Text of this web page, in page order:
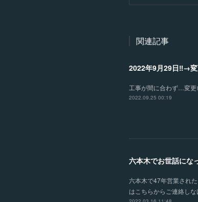
関連記事
2022年9月29日‼️→変
工事が間に合わず…変更
2022.09.25 00:19
六本木でお世話にな
六本木で47年営業され
はこちらからご連絡し